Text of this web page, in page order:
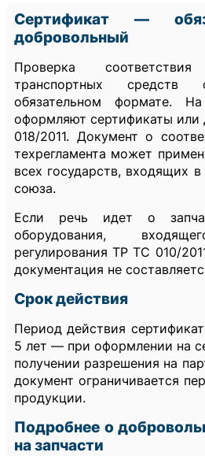
Сертификат —
добровольный
Проверка
транспортных средств
обязательном формате.
оформляют сертификаты или
018/2011. Документ о
техрегламента может
всех государств, входящих
союза.
Если речь идет о
оборудования,
регулирования ТР ТС 010/
документация не
Срок действия
Период действия
5 лет — при оформлении на
получении разрешения на
документ ограничивается
продукции.
Подробнее о
на запчасти